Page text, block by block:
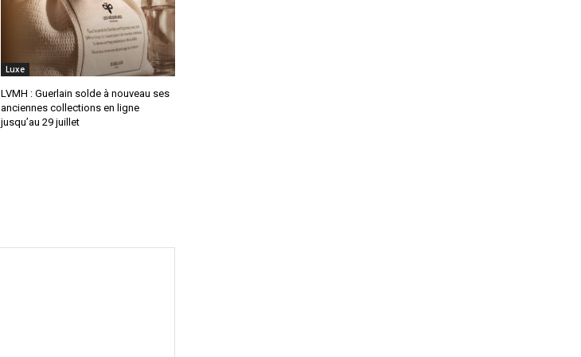
Luxe
LVMH : Guerlain solde à nouveau ses
anciennes collections en ligne
jusqu’au 29 juillet